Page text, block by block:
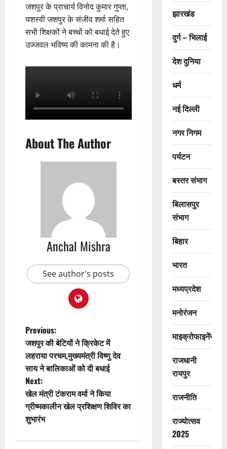
जशपुर के प्राचार्य विनोद कुमार गुप्ता,
यशस्वी जशपुर के संजीव शर्मा सहित
सभी शिक्षकों ने बच्चों को बधाई देते हुए
उज्जवल भविष्य की कामना की है।
About The Author
Anchal Mishra
See author's posts
P
o
s
t
n
Previous:
जशपुर की बेटियों ने क्रिकेट में
लहराया परचम,मुख्यमंत्री विष्णु देव
साय ने बालिकाओं को दी बधाई
Next:
खेल मंत्री टंकराम वर्मा ने किया
ग्रीष्मकालीन खेल प्रशिक्षण शिविर का
शुभारंभ
झारखंड
दुर्ग – भिलाई
देश दुनिया
धर्म
नई दिल्ली
नगर निगम
पर्यटन
बस्तर संभाग
बिलासपुर
संभाग
बिहार
भारत
मध्यप्रदेश
मनोरंजन
माइक्रोफाइनेंस
राजधानी
रायपुर
राजनीति
राज्योत्सव
2025